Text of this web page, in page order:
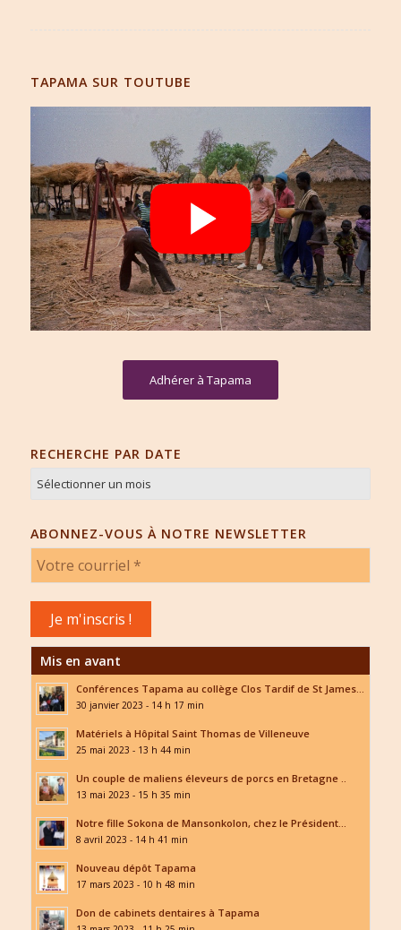
TAPAMA SUR TOUTUBE
Adhérer à Tapama
RECHERCHE PAR DATE
ABONNEZ-VOUS À NOTRE NEWSLETTER
Mis en avant
Conférences Tapama au collège Clos Tardif de St James...
30 janvier 2023 - 14 h 17 min
Matériels à Hôpital Saint Thomas de Villeneuve
25 mai 2023 - 13 h 44 min
Un couple de maliens éleveurs de porcs en Bretagne ..
13 mai 2023 - 15 h 35 min
Notre fille Sokona de Mansonkolon, chez le Président...
8 avril 2023 - 14 h 41 min
Nouveau dépôt Tapama
17 mars 2023 - 10 h 48 min
Don de cabinets dentaires à Tapama